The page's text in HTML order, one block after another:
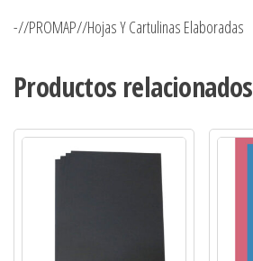
-//PROMAP//Hojas Y Cartulinas Elaboradas
Productos relacionados